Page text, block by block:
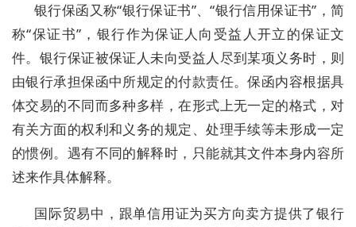
银行保函又称“银行保证书”、“银行信用保证书”，简
称“保证书”，银行作为保证人向受益人开立的保证文
件。银行保证被保证人未向受益人尽到某项义务时，则
由银行承担保函中所规定的付款责任。保函内容根据具
体交易的不同而多种多样，在形式上无一定的格式，对
有关方面的权利和义务的规定、处理手续等未形成一定
的惯例。遇有不同的解释时，只能就其文件本身内容所
述来作具体解释。
国际贸易中，跟单信用证为买方向卖方提供了银行